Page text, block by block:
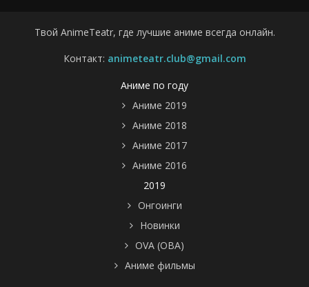
Твой AnimeTeatr, где лучшие аниме всегда онлайн.
Контакт: animeteatr.club@gmail.com
Аниме по году
Аниме 2019
Аниме 2018
Аниме 2017
Аниме 2016
2019
Онгоинги
Новинки
OVA (ОВА)
Аниме фильмы